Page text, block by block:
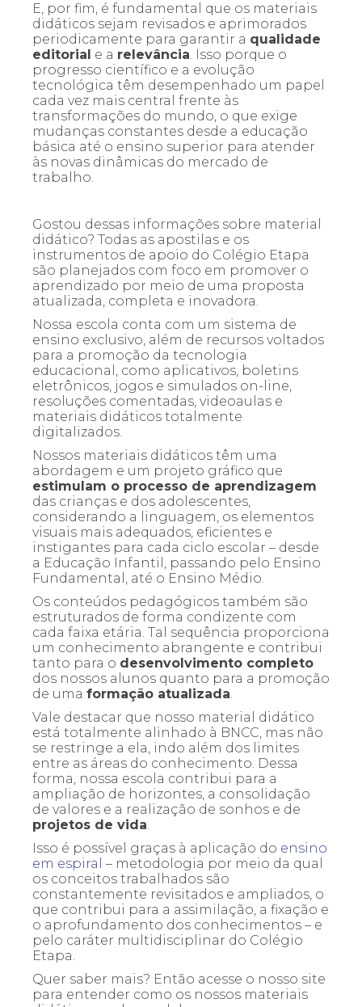
E, por fim, é fundamental que os materiais
didáticos sejam revisados e aprimorados
periodicamente para garantir a qualidade
editorial e a relevância. Isso porque o
progresso científico e a evolução
tecnológica têm desempenhado um papel
cada vez mais central frente às
transformações do mundo, o que exige
mudanças constantes desde a educação
básica até o ensino superior para atender
às novas dinâmicas do mercado de
trabalho.
Gostou dessas informações sobre material
didático? Todas as apostilas e os
instrumentos de apoio do Colégio Etapa
são planejados com foco em promover o
aprendizado por meio de uma proposta
atualizada, completa e inovadora.
Nossa escola conta com um sistema de
ensino exclusivo, além de recursos voltados
para a promoção da tecnologia
educacional, como aplicativos, boletins
eletrônicos, jogos e simulados on-line,
resoluções comentadas, videoaulas e
materiais didáticos totalmente
digitalizados.
Nossos materiais didáticos têm uma
abordagem e um projeto gráfico que
estimulam o processo de aprendizagem
das crianças e dos adolescentes,
considerando a linguagem, os elementos
visuais mais adequados, eficientes e
instigantes para cada ciclo escolar – desde
a Educação Infantil, passando pelo Ensino
Fundamental, até o Ensino Médio.
Os conteúdos pedagógicos também são
estruturados de forma condizente com
cada faixa etária. Tal sequência proporciona
um conhecimento abrangente e contribui
tanto para o desenvolvimento completo
dos nossos alunos quanto para a promoção
de uma formação atualizada.
Vale destacar que nosso material didático
está totalmente alinhado à BNCC, mas não
se restringe a ela, indo além dos limites
entre as áreas do conhecimento. Dessa
forma, nossa escola contribui para a
ampliação de horizontes, a consolidação
de valores e a realização de sonhos e de
projetos de vida.
Isso é possível graças à aplicação do ensino
em espiral – metodologia por meio da qual
os conceitos trabalhados são
constantemente revisitados e ampliados, o
que contribui para a assimilação, a fixação e
o aprofundamento dos conhecimentos – e
pelo caráter multidisciplinar do Colégio
Etapa.
Quer saber mais? Então acesse o nosso site
para entender como os nossos materiais